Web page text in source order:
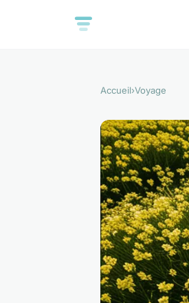
Accueil›Voyage